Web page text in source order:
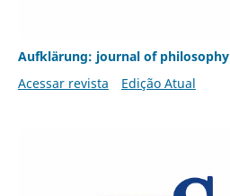
Aufklärung: journal of philosophy
Acessar revista
Edição Atual